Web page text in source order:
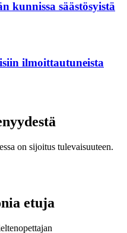
kunnissa säästösyistä
ilmoittautuneista
on sijoitus tulevaisuuteen.
etuja